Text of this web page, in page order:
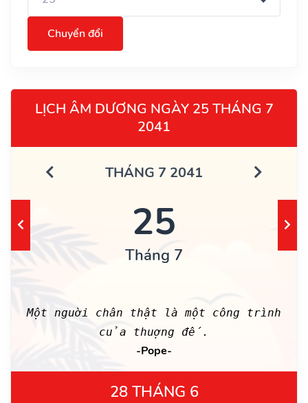
Chuyển đổi
LỊCH ÂM DƯƠNG NGÀY 25 THÁNG 7
2041
THÁNG 7 2041
25
Tháng 7
Một nguời chân thật là một công trình
của thuợng đế.
-Pope-
28 THÁNG 6